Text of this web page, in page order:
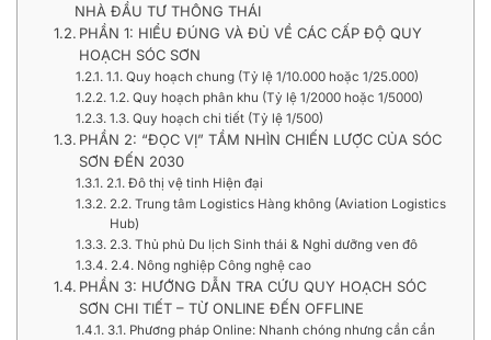
NHÀ ĐẦU TƯ THÔNG THÁI
PHẦN 1: HIỂU ĐÚNG VÀ ĐỦ VỀ CÁC CẤP ĐỘ QUY
HOẠCH SÓC SƠN
1.1. Quy hoạch chung (Tỷ lệ 1/10.000 hoặc 1/25.000)
1.2. Quy hoạch phân khu (Tỷ lệ 1/2000 hoặc 1/5000)
1.3. Quy hoạch chi tiết (Tỷ lệ 1/500)
PHẦN 2: “ĐỌC VỊ” TẦM NHÌN CHIẾN LƯỢC CỦA SÓC
SƠN ĐẾN 2030
2.1. Đô thị vệ tinh Hiện đại
2.2. Trung tâm Logistics Hàng không (Aviation Logistics
Hub)
2.3. Thủ phủ Du lịch Sinh thái & Nghỉ dưỡng ven đô
2.4. Nông nghiệp Công nghệ cao
PHẦN 3: HƯỚNG DẪN TRA CỨU QUY HOẠCH SÓC
SƠN CHI TIẾT – TỪ ONLINE ĐẾN OFFLINE
3.1. Phương pháp Online: Nhanh chóng nhưng cần cẩn